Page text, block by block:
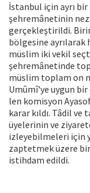
İstanbul için ayrı
şehremânetinin
gerçekleştirildi.
bölgesine ayrılarak
müslim iki vekil
şehremânetinde
müslim toplam on
Umûmî'ye uygun
len komisyon
karar kıldı. Tâdil
üyelerinin ve
izleyebilmeleri için
zaptetmek üzere
istihdam edildi.